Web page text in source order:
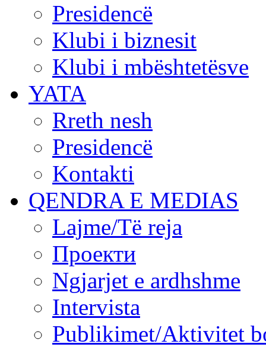
Presidencë
Klubi i biznesit
Klubi i mbështetësve
YATA
Rreth nesh
Presidencë
Kontakti
QENDRA E MEDIAS
Lajme/Të reja
Проекти
Ngjarjet e ardhshme
Intervista
Publikimet/Aktivitet